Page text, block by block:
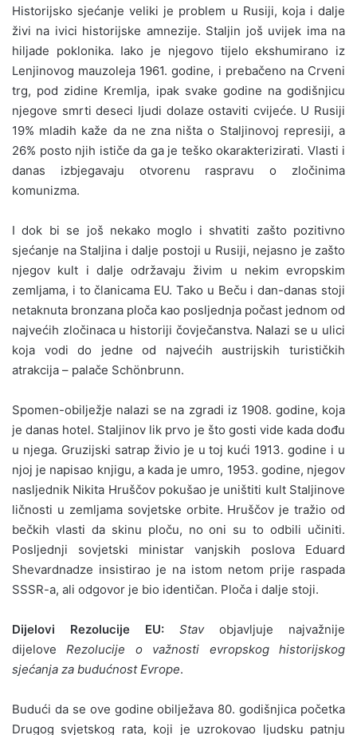
Historijsko sjećanje veliki je problem u Rusiji, koja i dalje
živi na ivici historijske amnezije. Staljin još uvijek ima na
hiljade poklonika. Iako je njegovo tijelo ekshumirano iz
Lenjinovog mauzoleja 1961. godine, i prebačeno na Crveni
trg, pod zidine Kremlja, ipak svake godine na godišnjicu
njegove smrti deseci ljudi dolaze ostaviti cvijeće. U Rusiji
19% mladih kaže da ne zna ništa o Staljinovoj represiji, a
26% posto njih ističe da ga je teško okarakterizirati. Vlasti i
danas izbjegavaju otvorenu raspravu o zločinima
komunizma.
I dok bi se još nekako moglo i shvatiti zašto pozitivno
sjećanje na Staljina i dalje postoji u Rusiji, nejasno je zašto
njegov kult i dalje održavaju živim u nekim evropskim
zemljama, i to članicama EU. Tako u Beču i dan-danas stoji
netaknuta bronzana ploča kao posljednja počast jednom od
najvećih zločinaca u historiji čovječanstva. Nalazi se u ulici
koja vodi do jedne od najvećih austrijskih turističkih
atrakcija – palače Schönbrunn.
Spomen-obilježje nalazi se na zgradi iz 1908. godine, koja
je danas hotel. Staljinov lik prvo je što gosti vide kada dođu
u njega. Gruzijski satrap živio je u toj kući 1913. godine i u
njoj je napisao knjigu, a kada je umro, 1953. godine, njegov
nasljednik Nikita Hruščov pokušao je uništiti kult Staljinove
ličnosti u zemljama sovjetske orbite. Hruščov je tražio od
bečkih vlasti da skinu ploču, no oni su to odbili učiniti.
Posljednji sovjetski ministar vanjskih poslova Eduard
Shevardnadze insistirao je na istom netom prije raspada
SSSR-a, ali odgovor je bio identičan. Ploča i dalje stoji.
Dijelovi Rezolucije EU: Stavobjavljuje najvažnije
dijeloveRezolucije o važnosti evropskog historijskog
sjećanja za budućnost Evrope.
Budući da se ove godine obilježava 80. godišnjica početka
Drugog svjetskog rata, koji je uzrokovao ljudsku patnju